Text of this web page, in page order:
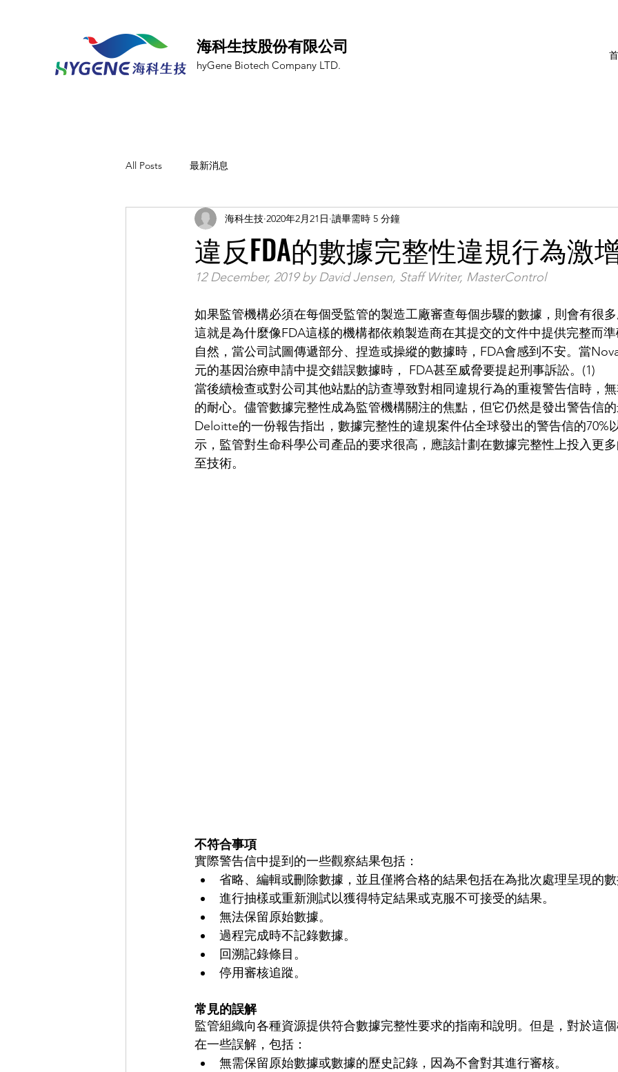
海科生技股份有限公司
hyGene Biotech Company LTD.
All Posts 最新消息
違反FDA的數據完整性違規行為激
海科生技 2020年2月21日 讀畢需時 5 分鐘
12 December, 2019 by David Jensen, Staff Writer, MasterControl
如果監管機構必須在每個受監管的製造工廠審查每個步驟的數據，則會有很
這就是為什麼像FDA這樣的機構都依賴製造商在其提交的文件中提供完整而
自然，當公司試圖傳遞部分、捏造或操縱的數據時，FDA會感到不安。當
元的基因治療申請中提交錯誤數據時， FDA甚至威脅要提起刑事訴訟。(1)
當後續檢查或對公司其他站點的訪查導致對相同違規行為的重複警告信時，
的耐心。儘管數據完整性成為監管機構關注的焦點，但它仍然是發出警告信
Deloitte的一份報告指出，數據完整性的違規案件佔全球發出的警告信的70%
示，監管對生命科學公司產品的要求很高，應該計劃在數據完整性上投入更
至技術。
不符合事項
實際警告信中提到的一些觀察結果包括：
省略、編輯或刪除數據，並且僅將合格的結果包括在為批次處理呈現的
進行抽樣或重新測試以獲得特定結果或克服不可接受的結果。
無法保留原始數據。
過程完成時不記錄數據。
回溯記錄條目。
停用審核追蹤。
常見的誤解
監管組織向各種資源提供符合數據完整性要求的指南和說明。但是，對於這
在一些誤解，包括：
無需保留原始數據或數據的歷史記錄，因為不會對其進行審核。